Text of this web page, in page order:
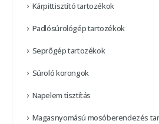
Kárpittisztító tartozékok
Padlósúrológép tartozékok
Seprőgép tartozékok
Súroló korongok
Napelem tisztítás
Magasnyomású mosóberendezés